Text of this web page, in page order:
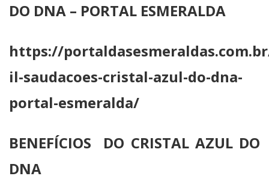
DO DNA – PORTAL ESMERALDA
https://
il-saudacoes-cristal-azul-do-dna-
portal-esmeralda/
BENEFÍCIOS DO CRISTAL AZUL DO
DNA